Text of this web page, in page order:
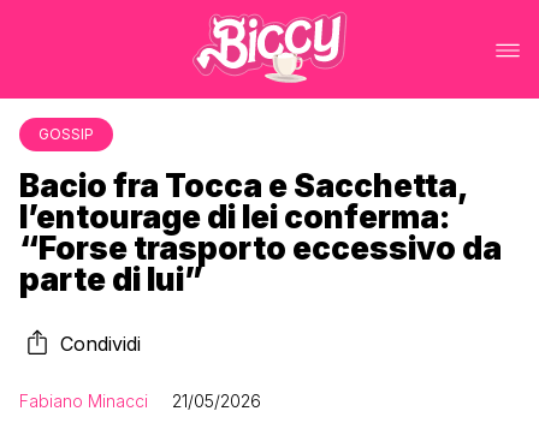
GOSSIP
Bacio fra Tocca e Sacchetta,
l’entourage di lei conferma:
“Forse trasporto eccessivo da
parte di lui”
Condividi
Fabiano Minacci 21/05/2026